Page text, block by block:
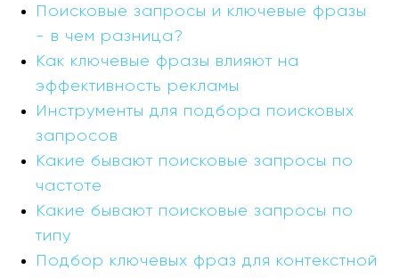
Поисковые запросы и ключевые фразы
- в чем разница?
Как ключевые фразы влияют на
эффективность рекламы
Инструменты для подбора поисковых
запросов
Какие бывают поисковые запросы по
частоте
Какие бывают поисковые запросы по
типу
Подбор ключевых фраз для контекстной